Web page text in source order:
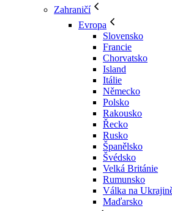
Zahraničí
Evropa
Slovensko
Francie
Chorvatsko
Island
Itálie
Německo
Polsko
Rakousko
Řecko
Rusko
Španělsko
Švédsko
Velká Británie
Rumunsko
Válka na
Maďarsko